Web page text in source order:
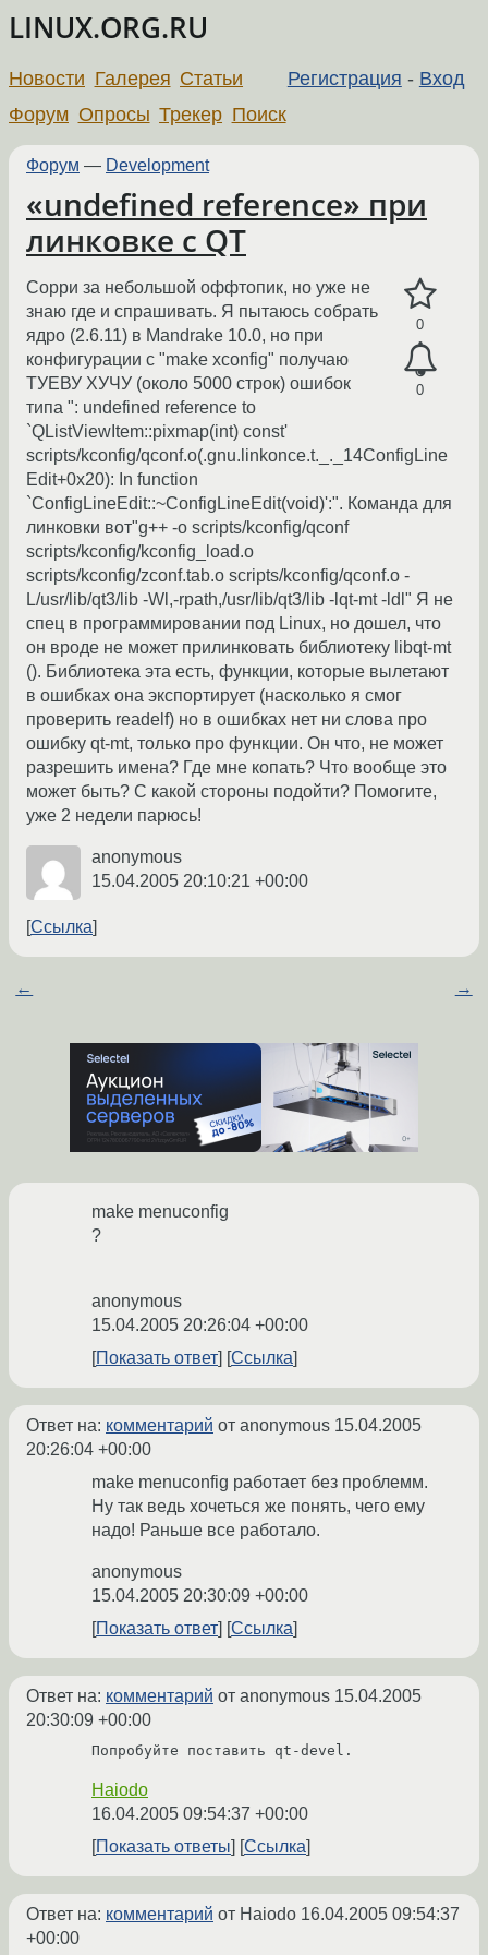
LINUX.ORG.RU
Регистрация - Вход
Новости Галерея Статьи
Форум Опросы Трекер Поиск
Форум — Development
«undefined reference» при
линковке с QT
0
0
Сорри за небольшой оффтопик, но уже не
знаю где и спрашивать. Я пытаюсь собрать
ядро (2.6.11) в Mandrake 10.0, но при
конфигурации с "make xconfig" получаю
ТУЕВУ ХУЧУ (около 5000 строк) ошибок
типа ": undefined reference to
`QListViewItem::pixmap(int) const'
scripts/kconfig/qconf.o(.gnu.linkonce.t._._14ConfigLine
Edit+0x20): In function
`ConfigLineEdit::~ConfigLineEdit(void)':". Команда для
линковки вот"g++ -o scripts/kconfig/qconf
scripts/kconfig/kconfig_load.o
scripts/kconfig/zconf.tab.o scripts/kconfig/qconf.o -
L/usr/lib/qt3/lib -Wl,-rpath,/usr/lib/qt3/lib -lqt-mt -ldl" Я не
спец в программировании под Linux, но дошел, что
он вроде не может прилинковать библиотеку libqt-mt
(). Библиотека эта есть, функции, которые вылетают
в ошибках она экспортирует (насколько я смог
проверить readelf) но в ошибках нет ни слова про
ошибку qt-mt, только про функции. Он что, не может
разрешить имена? Где мне копать? Что вообще это
может быть? С какой стороны подойти? Помогите,
уже 2 недели парюсь!
anonymous
15.04.2005 20:10:21 +00:00
Ссылка
← →
make menuconfig
?
anonymous
15.04.2005 20:26:04 +00:00
Показать ответ
Ссылка
Ответ на: комментарий от anonymous 15.04.2005
20:26:04 +00:00
make menuconfig работает без проблемм.
Ну так ведь хочеться же понять, чего ему
надо! Раньше все работало.
anonymous
15.04.2005 20:30:09 +00:00
Показать ответ
Ссылка
Ответ на: комментарий от anonymous 15.04.2005
20:30:09 +00:00
Попробуйте поставить qt-devel.
Haiodo
16.04.2005 09:54:37 +00:00
Показать ответы
Ссылка
Ответ на: комментарий от Haiodo 16.04.2005 09:54:37
+00:00